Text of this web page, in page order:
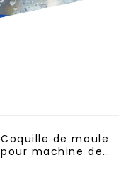
Coquille de moule
pour machine de